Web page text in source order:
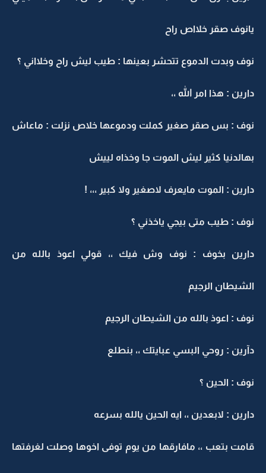
يانوف صقر خلااص راح
نوف وبدت الدموع تتحشر بعينها : طيب ليش راح وخلااني ؟
دارين : هذا امر الله ،،
نوف : بس صقر صغير كملت ودموعها خلاص نزلت : ماعاش
بهالدنيا كثير ليش الموت جا وخذاه لييش
دارين : الموت مايعرف لاصغير ولا كبير ،،، !
نوف : طيب متى بيجي ياخذني ؟
دارين بخوف : نوف وش فيك ،، قولي اعوذ بالله من
الشيطان الرجيم
نوف : اعوذ بالله من الشيطان الرجيم
دآرين : روحي البسي عبايتك ،، بنطلع
نوف : الحين ؟
دارين : لابعدين ،، ايه الحين يالله بسرعه
قامت بتعب ،، مافارقها من يوم توفى اخوها وصلت لغرفتها